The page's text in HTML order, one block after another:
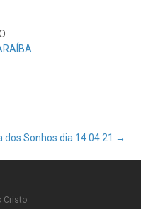
dos Sonhos dia 14 04 21 →
Cristo